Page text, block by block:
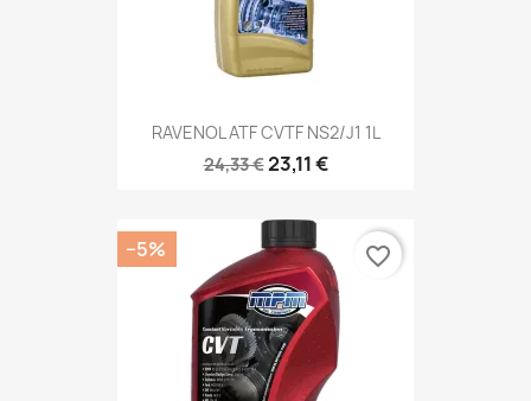
RAVENOL ATF CVTF NS2/J1 1L
24,33 €23,11 €
−5% favorite_border